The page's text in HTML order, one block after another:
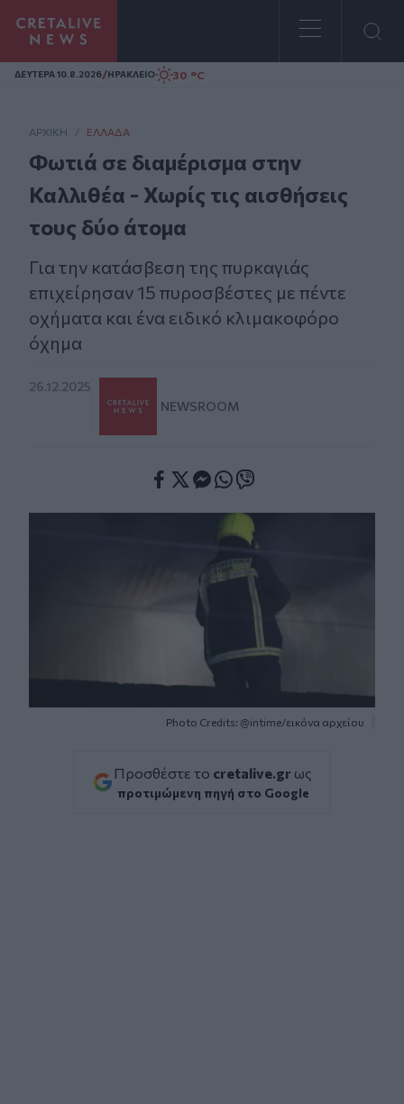
Homepage
ΔΕΥΤΕΡΑ 10.8.2026/ΗΡΑΚΛΕΙΟ 30 °C
ΑΡΧΙΚΗ / ΕΛΛΆΔΑ
Φωτιά σε διαμέρισμα στην
Καλλιθέα - Χωρίς τις αισθήσεις
τους δύο άτομα
Για την κατάσβεση της πυρκαγιάς
επιχείρησαν 15 πυροσβέστες με πέντε
οχήματα και ένα ειδικό κλιμακοφόρο
όχημα
26.12.2025
NEWSROOM
Photo Credits: @intime/εικόνα αρχείου
Προσθέστε το cretalive.gr ως
προτιμώμενη πηγή στο Google